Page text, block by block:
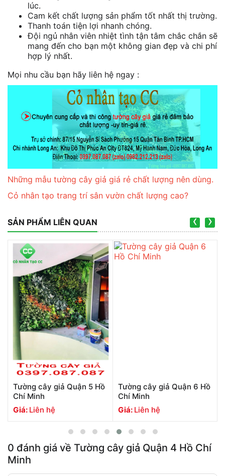
lúc.
Cam kết chất lượng sản phẩm tốt nhất thị trường.
Thanh toán tiện lợi nhanh chóng.
Đội ngủ nhân viên nhiệt tình tận tâm chắc chắn sẽ
mang đến cho bạn một không gian đẹp và chi phí
hợp lý nhất.
Mọi nhu cầu bạn hãy liên hệ ngay :
Những mẫu tường cây giả giá rẻ chất lượng nên dùng.
Cỏ nhân tạo trang trí sân vườn chất lượng cao?
SẢN PHẨM LIÊN QUAN
Tường cây giả Quận 5 Hồ
Chí Minh
Giá: Liên hệ
Tường cây giả Quận 6 Hồ
Chí Minh
Giá: Liên hệ
‹ ›
0 đánh giá về Tường cây giả Quận 4 Hồ Chí
Minh